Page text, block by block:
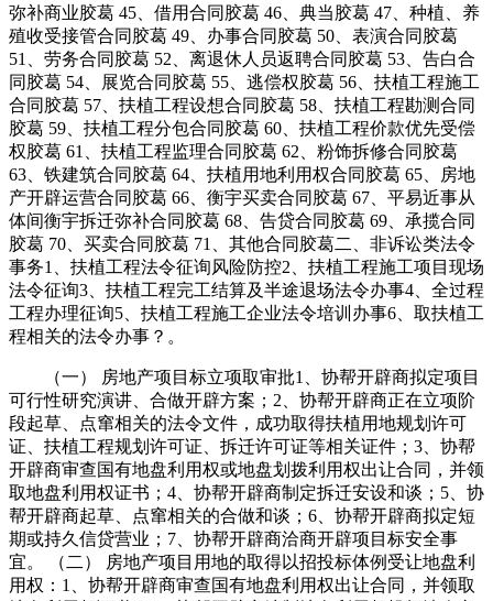
弥补商业胶葛 45、借用合同胶葛 46、典当胶葛 47、种植、养
殖收受接管合同胶葛 49、办事合同胶葛 50、表演合同胶葛
51、劳务合同胶葛 52、离退休人员返聘合同胶葛 53、告白合
同胶葛 54、展览合同胶葛 55、逃偿权胶葛 56、扶植工程施工
合同胶葛 57、扶植工程设想合同胶葛 58、扶植工程勘测合同
胶葛 59、扶植工程分包合同胶葛 60、扶植工程价款优先受偿
权胶葛 61、扶植工程监理合同胶葛 62、粉饰拆修合同胶葛
63、铁建筑合同胶葛 64、扶植用地利用权合同胶葛 65、房地
产开辟运营合同胶葛 66、衡宇买卖合同胶葛 67、平易近事从
体间衡宇拆迁弥补合同胶葛 68、告贷合同胶葛 69、承揽合同
胶葛 70、买卖合同胶葛 71、其他合同胶葛二、非诉讼类法令
事务1、扶植工程法令征询风险防控2、扶植工程施工项目现场
法令征询3、扶植工程完工结算及半途退场法令办事4、全过程
工程办理征询5、扶植工程施工企业法令培训办事6、取扶植工
程相关的法令办事？。
（一） 房地产项目标立项取审批1、协帮开辟商拟定项目
可行性研究演讲、合做开辟方案；2、协帮开辟商正在立项阶
段起草、点窜相关的法令文件，成功取得扶植用地规划许可
证、扶植工程规划许可证、拆迁许可证等相关证件；3、协帮
开辟商审查国有地盘利用权或地盘划拨利用权出让合同，并领
取地盘利用权证书；4、协帮开辟商制定拆迁安设和谈；5、协
帮开辟商起草、点窜相关的合做和谈；6、协帮开辟商拟定短
期或持久信贷营业；7、协帮开辟商洽商开辟项目标安全事
宜。 （二） 房地产项目用地的取得以招投标体例受让地盘利
用权：1、协帮开辟商审查国有地盘利用权出让合同，并领取